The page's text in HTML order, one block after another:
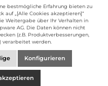
bestmögliche Erfahrung bieten zu
auf „[Alle Cookies akzeptieren]“
Weitergabe über Ihr Verhalten in
AG. Die Daten können nicht
(z.B. Produktverbesserungen,
verarbeitet werden.
Konfigurieren